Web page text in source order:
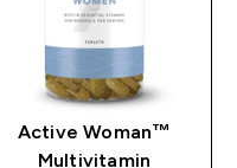
Active Woman™
Multivitamin